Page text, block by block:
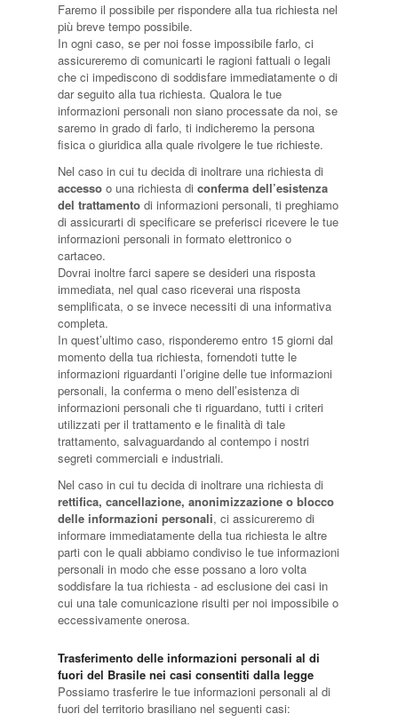
Faremo il possibile per rispondere alla tua richiesta nel
più breve tempo possibile.
In ogni caso, se per noi fosse impossibile farlo, ci
assicureremo di comunicarti le ragioni fattuali o legali
che ci impediscono di soddisfare immediatamente o di
dar seguito alla tua richiesta. Qualora le tue
informazioni personali non siano processate da noi, se
saremo in grado di farlo, ti indicheremo la persona
fisica o giuridica alla quale rivolgere le tue richieste.
Nel caso in cui tu decida di inoltrare una richiesta di
accessoo una richiesta di conferma dell’esistenza
del trattamentodi informazioni personali, ti preghiamo
di assicurarti di specificare se preferisci ricevere le tue
informazioni personali in formato elettronico o
cartaceo.
Dovrai inoltre farci sapere se desideri una risposta
immediata, nel qual caso riceverai una risposta
semplificata, o se invece necessiti di una informativa
completa.
In quest’ultimo caso, risponderemo entro 15 giorni dal
momento della tua richiesta, fornendoti tutte le
informazioni riguardanti l’origine delle tue informazioni
personali, la conferma o meno dell’esistenza di
informazioni personali che ti riguardano, tutti i criteri
utilizzati per il trattamento e le finalità di tale
trattamento, salvaguardando al contempo i nostri
segreti commerciali e industriali.
Nel caso in cui tu decida di inoltrare una richiesta di
rettifica, cancellazione, anonimizzazione o blocco
delle informazioni personali, ci assicureremo di
informare immediatamente della tua richiesta le altre
parti con le quali abbiamo condiviso le tue informazioni
personali in modo che esse possano a loro volta
soddisfare la tua richiesta - ad esclusione dei casi in
cui una tale comunicazione risulti per noi impossibile o
eccessivamente onerosa.
Trasferimento delle informazioni personali al di
fuori del Brasile nei casi consentiti dalla legge
Possiamo trasferire le tue informazioni personali al di
fuori del territorio brasiliano nel seguenti casi: